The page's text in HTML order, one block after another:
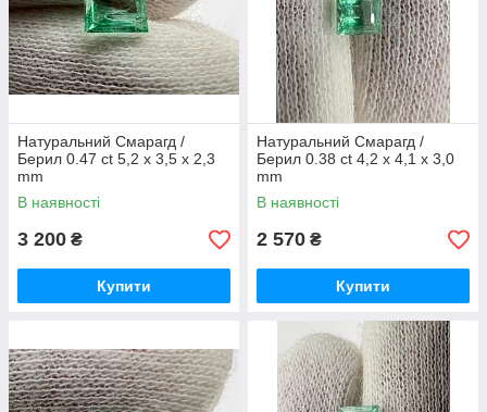
Натуральний Смарагд /
Берил 0.47 ct 5,2 х 3,5 х 2,3
mm
В наявності
3 200 ₴
Купити
Натуральний Смарагд /
Берил 0.38 ct 4,2 х 4,1 х 3,0
mm
В наявності
2 570 ₴
Купити